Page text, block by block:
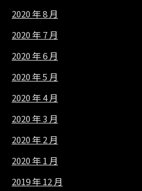
2020 年 8 月
2020 年 7 月
2020 年 6 月
2020 年 5 月
2020 年 4 月
2020 年 3 月
2020 年 2 月
2020 年 1 月
2019 年 12 月